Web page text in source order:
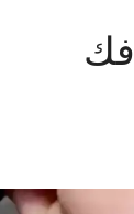
نجار تركيب اثاث ايكيا الروضة 50993677 فك